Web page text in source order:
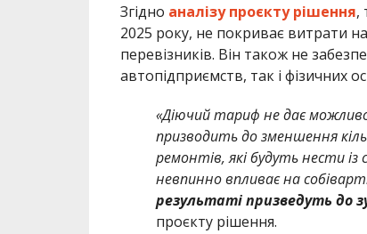
Згідно аналізу проєкту рішення,
2025 року, не покриває витрати
перевізників. Він також не
автопідприємств, так і фізичних
«Діючий тариф не дає
призводить до зменшення
ремонтів, які будуть нести
невпинно впливає на
результаті призведуть до
проєкту рішення.